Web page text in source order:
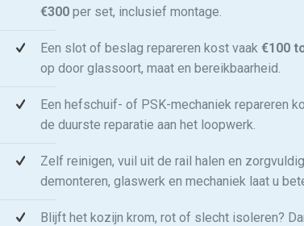
€300per set, inclusief montage.
Een slot of beslag repareren kost vaak €100
op door glassoort, maat en bereikbaarheid.
Een hefschuif- of PSK-mechaniek repareren
de duurste reparatie aan het loopwerk.
Zelf reinigen, vuil uit de rail halen en
demonteren, glaswerk en mechaniek laat u
Blijft het kozijn krom, rot of slecht isoleren?